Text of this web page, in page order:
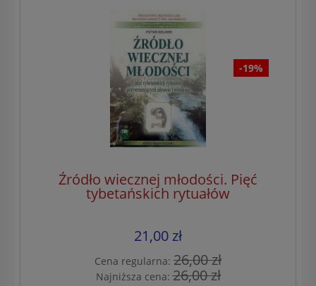
-19%
Źródło wiecznej młodości. Pięć
tybetańskich rytuałów
przywracających zdrowie i witalność
21,00 zł
Cena regularna: 26,00 zł
Najniższa cena:26,00 zł